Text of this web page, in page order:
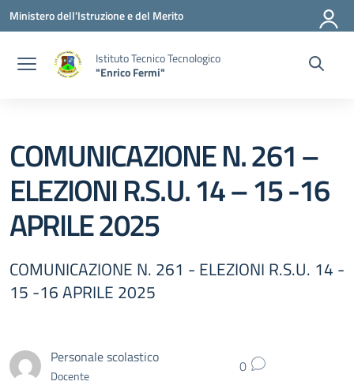
Vai ai contenuti
Vai al menu di navigazione
Vai al footer
Ministero dell'Istruzione e del Merito
Istituto Tecnico Tecnologico
"Enrico Fermi"
COMUNICAZIONE N. 261 –
ELEZIONI R.S.U. 14 – 15 -16
APRILE 2025
COMUNICAZIONE N. 261 - ELEZIONI R.S.U. 14 -
15 -16 APRILE 2025
Personale scolastico
Docente 0